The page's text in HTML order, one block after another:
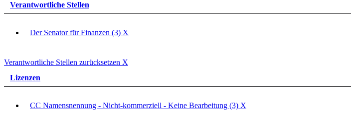
Verantwortliche Stellen
Der Senator für Finanzen (3) X
Verantwortliche Stellen zurücksetzen X
Lizenzen
CC Namensnennung - Nicht-kommerziell - Keine Bearbeitung (3) X